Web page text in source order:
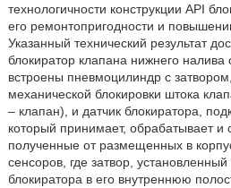
технологичности конструкции API
его ремонтопригодности и
Указанный технический результат
блокиратор клапана нижнего налива
встроены пневмоцилиндр с
механической блокировки штока
– клапан), и датчик блокиратора,
который принимает, обрабатывает и
полученные от размещенных в
сенсоров, где затвор,
блокиратора в его внутреннюю